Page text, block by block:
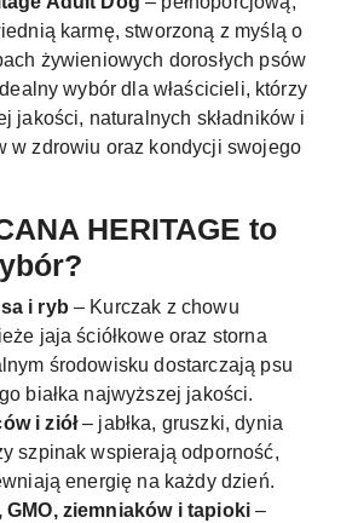
karmę, stworzoną z myślą o
żywieniowych dorosłych psów
wybór dla właścicieli, którzy
jakości, naturalnych składników i
w zdrowiu oraz kondycji swojego
HERITAGE to
i ryb – Kurczak z chowu
jaja ściółkowe oraz storna
środowisku dostarczają psu
białka najwyższej jakości.
i ziół– jabłka, gruszki, dynia
szpinak wspierają odporność,
energię na każdy dzień.
GMO, ziemniaków i tapioki –